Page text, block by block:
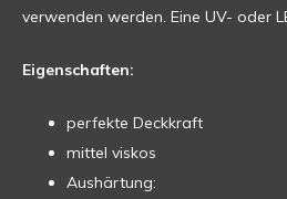
verwenden werden. Eine UV- oder
Eigenschaften:
perfekte Deckkraft
mittel viskos
Aushärtung: